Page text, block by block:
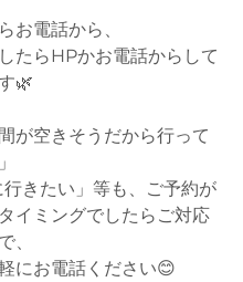
お電話から、
たらHPかお電話からして
🌿
が空きそうだから行って
行きたい」等も、ご予約が
イミングでしたらご対応
、
にお電話ください😊